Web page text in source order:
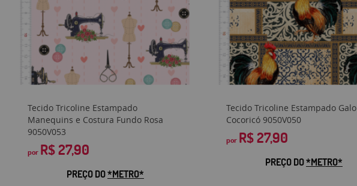
Tecido Tricoline Estampado
Manequins e Costura Fundo Rosa
9050V053
por R$ 27,90
PREÇO DO*METRO*
Tecido Tricoline Estampado Galo
Cocoricó 9050V050
por R$ 27,90
PREÇO DO*METRO*